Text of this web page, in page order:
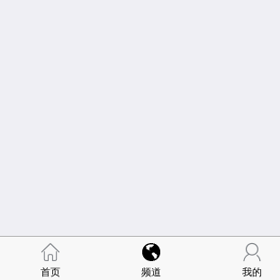
首页 频道 我的